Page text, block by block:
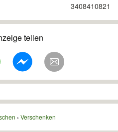
3408410821
teilen
Verschenken